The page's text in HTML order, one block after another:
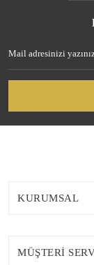
KURUMSAL
MÜŞTERİ